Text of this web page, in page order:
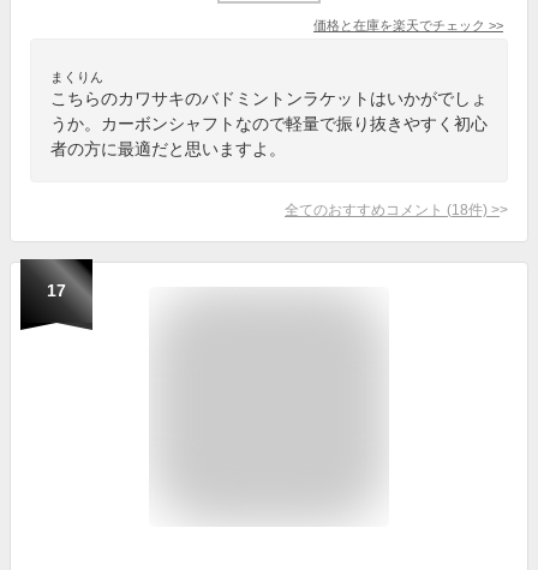
価格と在庫を楽天でチェック >>
まくりん
こちらのカワサキのバドミントンラケットはいかがでしょ
うか。カーボンシャフトなので軽量で振り抜きやすく初心
者の方に最適だと思いますよ。
全てのおすすめコメント (18件) >
17